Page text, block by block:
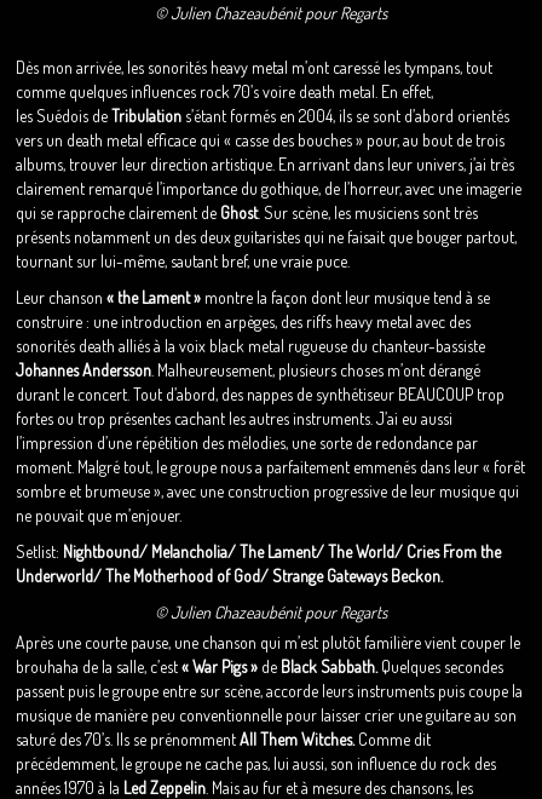
© Julien Chazeaubénit pour Regarts
Dès mon arrivée, les sonorités heavy metal m’ont caressé les tympans, tout
comme quelques influences rock 70’s voire death metal. En effet,
les Suédois deTribulation s’étant formés en 2004, ils se sont d’abord orientés
vers un death metal efficace qui « casse des bouches » pour, au bout de trois
albums, trouver leur direction artistique. En arrivant dans leur univers, j’ai très
clairement remarqué l’importance du gothique, de l’horreur, avec une imagerie
qui se rapproche clairement de Ghost. Sur scène, les musiciens sont très
présents notamment un des deux guitaristes qui ne faisait que bouger partout,
tournant sur lui-même, sautant bref, une vraie puce.
Leur chanson« the Lament » montre la façon dont leur musique tend à se
construire : une introduction en arpèges, des riffs heavy metal avec des
sonorités death alliés à la voix black metal rugueuse du chanteur-bassiste
Johannes Andersson . Malheureusement, plusieurs choses m’ont dérangé
durant le concert. Tout d’abord, des nappes de synthétiseur BEAUCOUP trop
fortes ou trop présentes cachant les autres instruments. J’ai eu aussi
l’impression d’une répétition des mélodies, une sorte de redondance par
moment. Malgré tout, le groupe nous a parfaitement emmenés dans leur « forêt
sombre et brumeuse », avec une construction progressive de leur musique qui
ne pouvait que m’enjouer.
Setlist: Nightbound/ Melancholia/ The Lament/ The World/ Cries From the
Underworld/ The Motherhood of God/ Strange Gateways Beckon.
© Julien Chazeaubénit pour Regarts
Après une courte pause, une chanson qui m’est plutôt familière vient couper le
brouhaha de la salle, c’est« War Pigs » de Black Sabbath. Quelques secondes
passent puis le groupe entre sur scène, accorde leurs instruments puis coupe la
musique de manière peu conventionnelle pour laisser crier une guitare au son
saturé des 70’s. Ils se prénommentAll Them Witches. Comme dit
précédemment, le groupe ne cache pas, lui aussi, son influence du rock des
années 1970 à la Led Zeppelin . Mais au fur et à mesure des chansons, les